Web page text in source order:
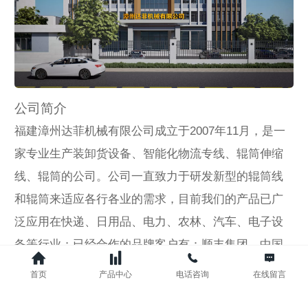
公司简介
福建漳州达菲机械有限公司成立于2007年11月，是一
家专业生产装卸货设备、智能化物流专线、辊筒伸缩
线、辊筒的公司。公司一直致力于研发新型的辊筒线
和辊筒来适应各行各业的需求，目前我们的产品已广
泛应用在快递、日用品、电力、农林、汽车、电子设
备等行业；已经合作的品牌客户有：顺丰集团、中国
邮政、蓝月亮、泰豪科技、温氏集团、ABB、东南汽
首页 产品中心 电话咨询 在线留言